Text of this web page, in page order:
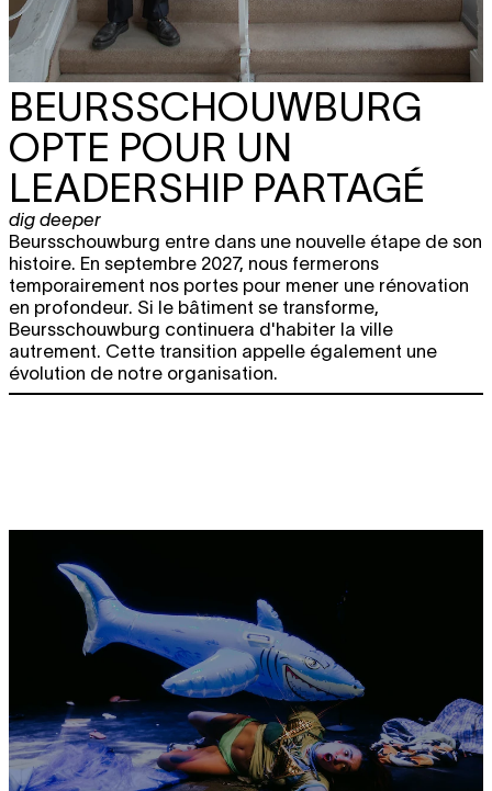
BEURSSCHOUWBURG
OPTE POUR UN
LEADERSHIP PARTAGÉ
dig deeper
Beursschouwburg entre dans une nouvelle étape de son
histoire. En septembre 2027, nous fermerons
temporairement nos portes pour mener une rénovation
en profondeur. Si le bâtiment se transforme,
Beursschouwburg continuera d'habiter la ville
autrement. Cette transition appelle également une
évolution de notre organisation.